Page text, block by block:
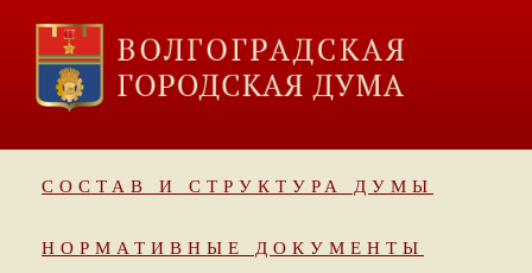
СОСТАВ И СТРУКТУРА ДУМЫ
НОРМАТИВНЫЕ ДОКУМЕНТЫ